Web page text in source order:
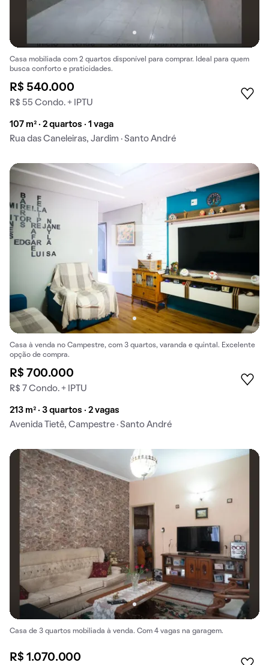
Casa mobiliada com 2 quartos disponível para comprar. Ideal para quem
busca conforto e praticidades.
R$ 540.000
R$ 55 Condo. + IPTU
107 m² · 2 quartos · 1 vaga
Rua das Caneleiras, Jardim · Santo André
Casa à venda no Campestre, com 3 quartos, varanda e quintal. Excelente
opção de compra.
R$ 700.000
R$ 7 Condo. + IPTU
213 m² · 3 quartos · 2 vagas
Avenida Tietê, Campestre · Santo André
Casa de 3 quartos mobiliada à venda. Com 4 vagas na garagem.
R$ 1.070.000